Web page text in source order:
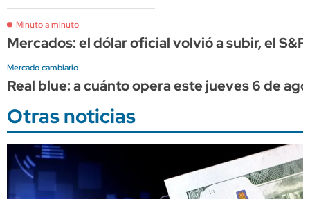
Minuto a minuto
Mercados: el dólar oficial volvió a subir, el
Mercado cambiario
Real blue: a cuánto opera este jueves 6 de
Otras noticias